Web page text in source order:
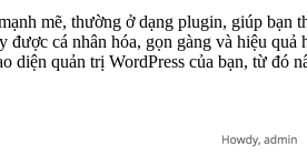
mẽ, thường ở dạng plugin, giúp bạn
cá nhân hóa, gọn gàng và hiệu quả
quản trị WordPress của bạn, từ đó